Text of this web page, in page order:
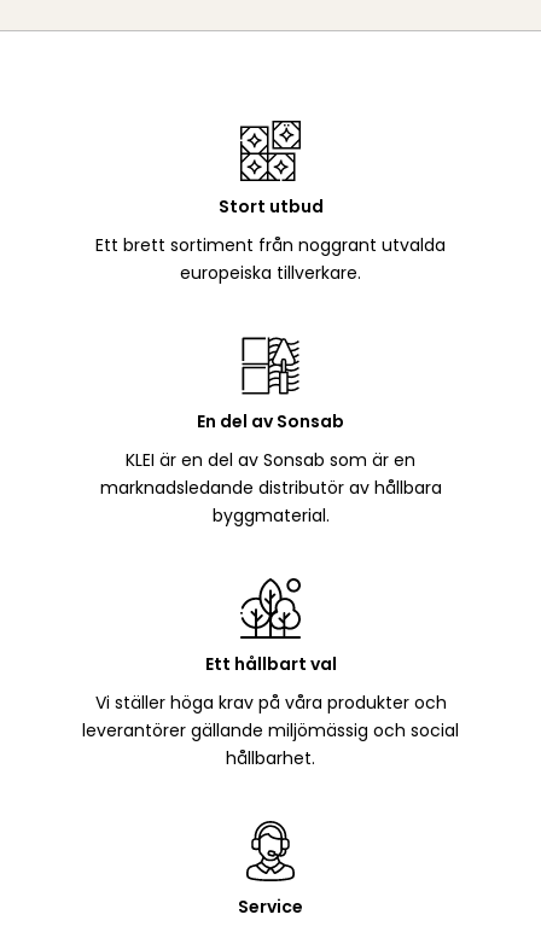
Stort utbud
Ett brett sortiment från noggrant utvalda
europeiska tillverkare.
En del av Sonsab
KLEI är en del av Sonsab som är en
marknadsledande distributör av hållbara
byggmaterial.
Ett hållbart val
Vi ställer höga krav på våra produkter och
leverantörer gällande miljömässig och social
hållbarhet.
Service